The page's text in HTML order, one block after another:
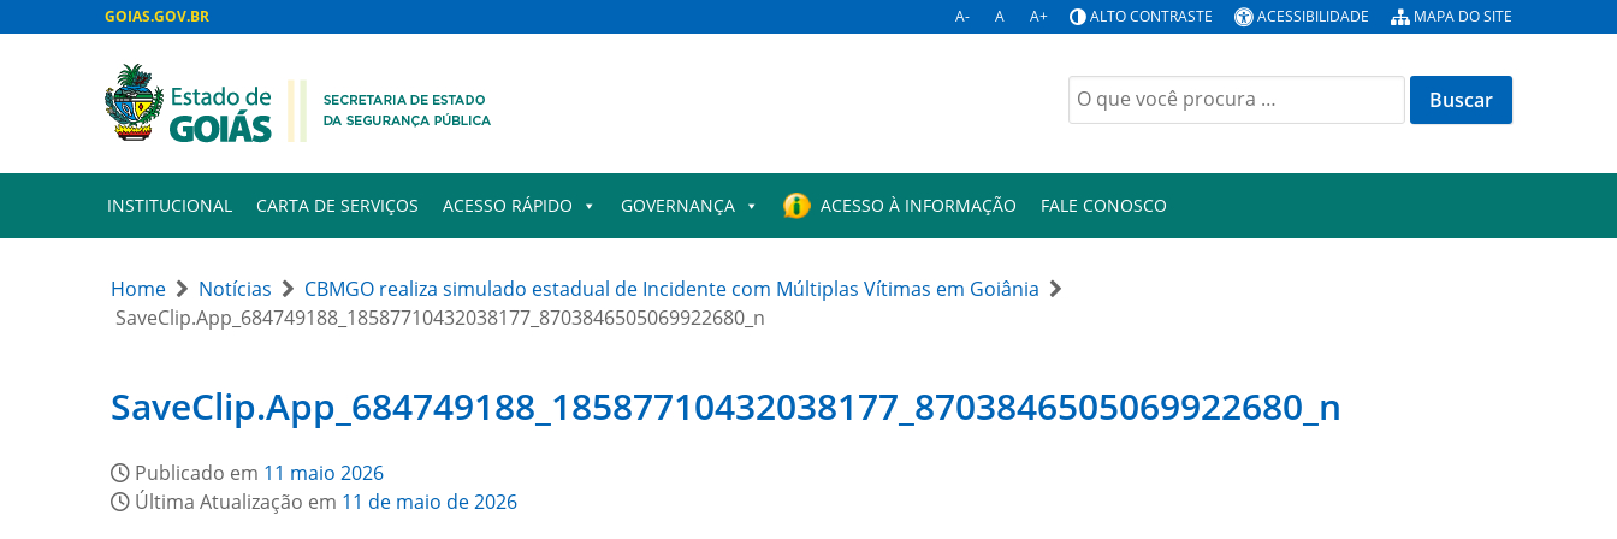
GOIAS.GOV.BR A- A A+ ALTO CONTRASTE ACESSIBILIDADE MAPA DO SITE
Buscar
por:
INSTITUCIONAL CARTA DE SERVIÇOS ACESSO RÁPIDO GOVERNANÇA ACESSO À INFORMAÇÃO FALE CONOSCO
Home Notícias
CBMGO realiza simulado estadual de Incidente com Múltiplas Vítimas em Goiânia
SaveClip.App_684749188_18587710432038177_8703846505069922680_n
SaveClip.App_684749188_18587710432038177_8703846505069922680_n
Publicado em 11 maio 2026
Última Atualização em 11 de maio de 2026